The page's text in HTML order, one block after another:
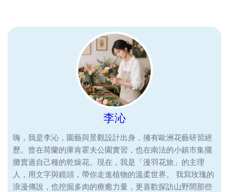
李沁
嗨，我是李沁，園藝與景觀設計出身，擁有歐洲花藝研習經
歷。曾在荷蘭的庫肯霍夫公園實習，也在南法的小鎮市集擺
攤賣過自己種的乾燥花。現在，我是「漫羽花旅」的主理
人，用文字與鏡頭，帶你走進植物的溫柔世界。 我寫玫瑰的
浪漫傳說，也挖掘多肉的療癒力量，更喜歡探訪山野間那些